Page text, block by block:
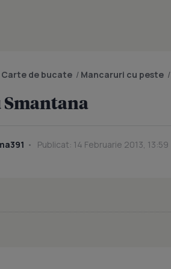
Carte de bucate / Mancaruri cu peste /
Smantana
Publicat: 14 Februarie 2013, 13:59